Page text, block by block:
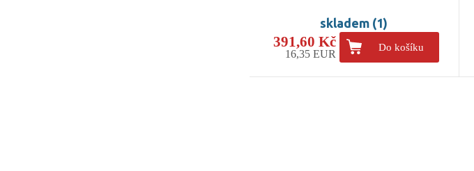
skladem (1)
391,60 Kč
16,35 EUR
Do košíku